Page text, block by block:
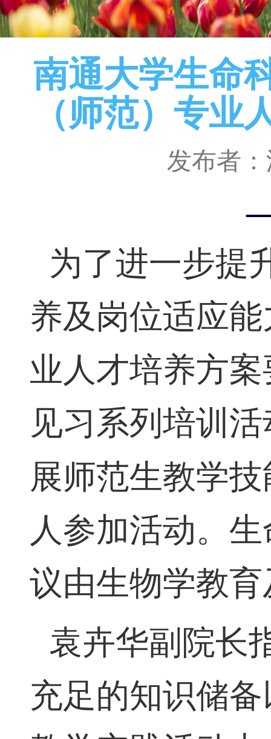
南通大学生命
（师范）专
发布者
为了进一步提
养及岗位适应
业人才培养方
见习系列培训
展师范生教学
人参加活动。
议由生物学教
袁卉华副院长
充足的知识储